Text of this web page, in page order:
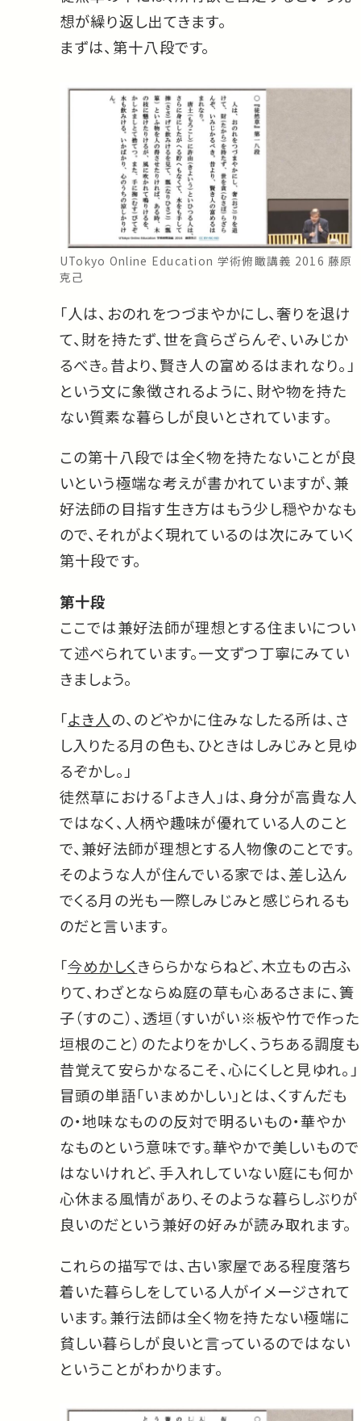
想が繰り返し出てきます。
まずは、第十八段です。
UTokyo Online Education 学術俯瞰講義 2016 藤原
克己
「人は、おのれをつづまやかにし、奢りを退け
て、財を持たず、世を貪らざらんぞ、いみじか
るべき。昔より、賢き人の富めるはまれなり。」
という文に象徴されるように、財や物を持た
ない質素な暮らしが良いとされています。
この第十八段では全く物を持たないことが良
いという極端な考えが書かれていますが、兼
好法師の目指す生き方はもう少し穏やかなも
ので、それがよく現れているのは次にみていく
第十段です。
第十段
ここでは兼好法師が理想とする住まいについ
て述べられています。一文ずつ丁寧にみてい
きましょう。
「よき人の、のどやかに住みなしたる所は、さ
し入りたる月の色も、ひときはしみじみと見ゆ
るぞかし。」
徒然草における「よき人」は、身分が高貴な人
ではなく、人柄や趣味が優れている人のこと
で、兼好法師が理想とする人物像のことです。
そのような人が住んでいる家では、差し込ん
でくる月の光も一際しみじみと感じられるも
のだと言います。
「今めかしくきららかならねど、木立もの古ふ
りて、わざとならぬ庭の草も心あるさまに、簀
子（すのこ）、透垣（すいがい※板や竹で作った
垣根のこと）のたよりをかしく、うちある調度も
昔覚えて安らかなるこそ、心にくしと見ゆれ。」
冒頭の単語「いまめかしい」とは、くすんだも
の・地味なものの反対で明るいもの・華やか
なものという意味です。華やかで美しいもので
はないけれど、手入れしていない庭にも何か
心休まる風情があり、そのような暮らしぶりが
良いのだという兼好の好みが読み取れます。
これらの描写では、古い家屋である程度落ち
着いた暮らしをしている人がイメージされて
います。兼行法師は全く物を持たない極端に
貧しい暮らしが良いと言っているのではない
ということがわかります。